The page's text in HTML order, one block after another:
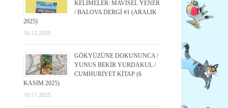
KELİMELER: MAVİSEL YENER
/ BALOVA DERGİ #1 (ARALIK
2025)
16.12.2025
GÖKYÜZÜNE DOKUNUNCA /
YUNUS BEKİR YURDAKUL /
CUMHURİYET KİTAP (6
KASIM 2025)
10.11.2025